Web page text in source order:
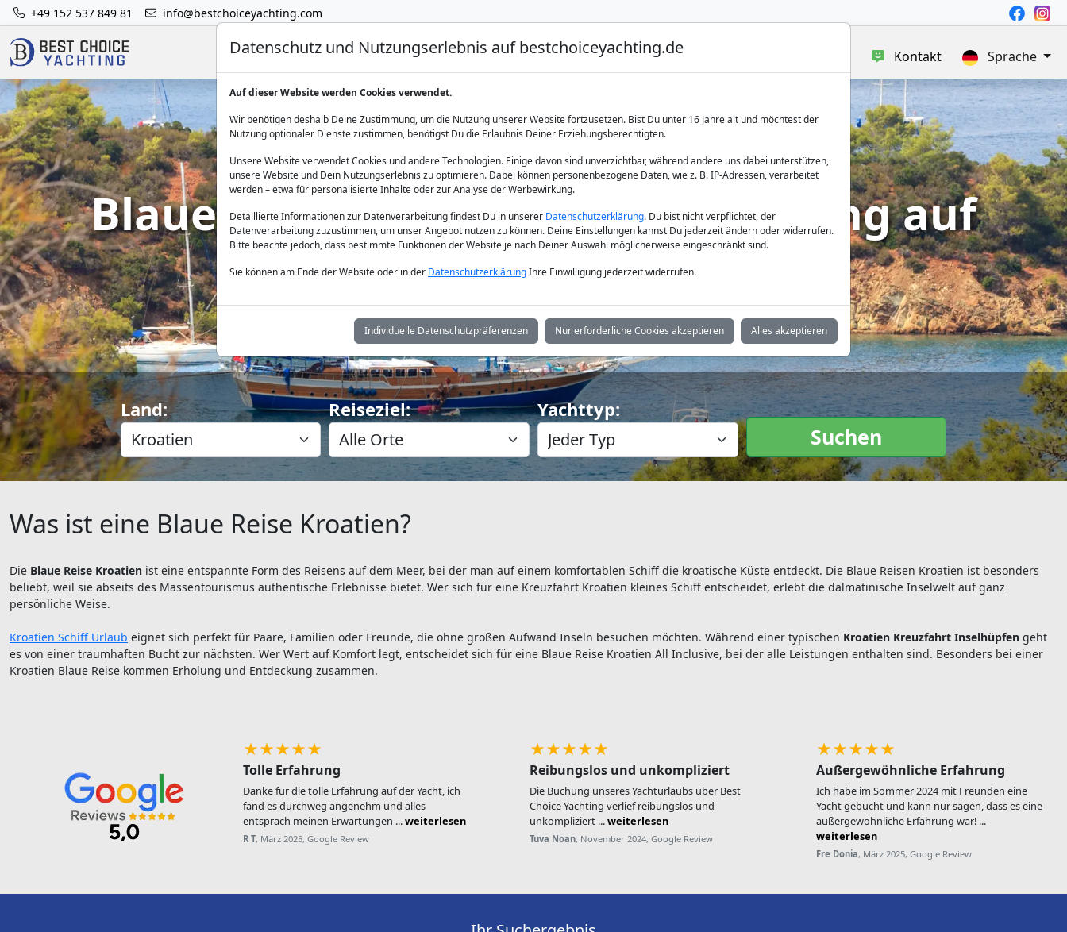
+49 152 537 849 81 info@bestchoiceyachting.com
Luxus Yacht Charter Yacht Charter Yacht Verkauf Kontakt Sprache
Blaue Reise Kroatien – Entspannung auf
stilvollen Gulets
Land: Reiseziel: Yachttyp:
Suchen
Was ist eine Blaue Reise Kroatien?
Die Blaue Reise Kroatien ist eine entspannte Form des Reisens auf dem Meer, bei der man auf einem komfortablen Schiff die kroatische Küste entdeckt. Die Blaue Reisen Kroatien ist besonders
beliebt, weil sie abseits des Massentourismus authentische Erlebnisse bietet. Wer sich für eine Kreuzfahrt Kroatien kleines Schiff entscheidet, erlebt die dalmatinische Inselwelt auf ganz
persönliche Weise.
Kroatien Schiff Urlaub eignet sich perfekt für Paare, Familien oder Freunde, die ohne großen Aufwand Inseln besuchen möchten. Während einer typischen Kroatien Kreuzfahrt Inselhüpfen geht
es von einer traumhaften Bucht zur nächsten. Wer Wert auf Komfort legt, entscheidet sich für eine Blaue Reise Kroatien All Inclusive, bei der alle Leistungen enthalten sind. Besonders bei einer
Kroatien Blaue Reise kommen Erholung und Entdeckung zusammen.
★★★★★
Tolle Erfahrung
Danke für die tolle Erfahrung auf der Yacht, ich
fand es durchweg angenehm und alles
entsprach meinen Erwartungen ...weiterlesen
R T, März 2025, Google Review
★★★★★
Reibungslos und unkompliziert
Die Buchung unseres Yachturlaubs über Best
Choice Yachting verlief reibungslos und
unkompliziert ...weiterlesen
Tuva Noan, November 2024, Google Review
★★★★★
Außergewöhnliche Erfahrung
Ich habe im Sommer 2024 mit Freunden eine
Yacht gebucht und kann nur sagen, dass es eine
außergewöhnliche Erfahrung war! ...
weiterlesen
Fre Donia, März 2025, Google Review
Datenschutz und Nutzungserlebnis auf bestchoiceyachting.de
Auf dieser Website werden Cookies verwendet.
Wir benötigen deshalb Deine Zustimmung, um die Nutzung unserer Website fortzusetzen. Bist Du unter 16 Jahre alt und möchtest der
Nutzung optionaler Dienste zustimmen, benötigst Du die Erlaubnis Deiner Erziehungsberechtigten.
Unsere Website verwendet Cookies und andere Technologien. Einige davon sind unverzichtbar, während andere uns dabei unterstützen,
unsere Website und Dein Nutzungserlebnis zu optimieren. Dabei können personenbezogene Daten, wie z. B. IP-Adressen, verarbeitet
werden – etwa für personalisierte Inhalte oder zur Analyse der Werbewirkung.
Detaillierte Informationen zur Datenverarbeitung findest Du in unserer Datenschutzerklärung. Du bist nicht verpflichtet, der
Datenverarbeitung zuzustimmen, um unser Angebot nutzen zu können. Deine Einstellungen kannst Du jederzeit ändern oder widerrufen.
Bitte beachte jedoch, dass bestimmte Funktionen der Website je nach Deiner Auswahl möglicherweise eingeschränkt sind.
Sie können am Ende der Website oder in der DatenschutzerklärungIhre Einwilligung jederzeit widerrufen.
Individuelle Datenschutzpräferenzen Nur erforderliche Cookies akzeptieren Alles akzeptieren